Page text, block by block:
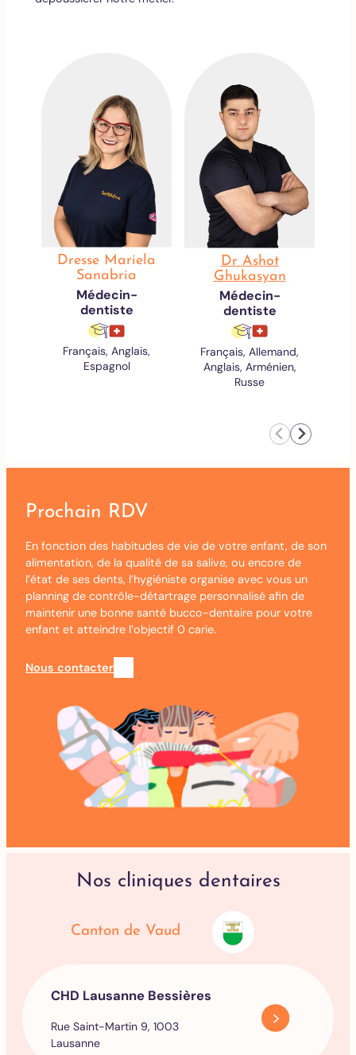
Dresse Mariela
Sanabria
Médecin-
dentiste
Français, Anglais,
Espagnol
Dr Ashot
Ghukasyan
Médecin-
dentiste
Français, Allemand,
Anglais, Arménien,
Russe
Prochain RDV
En fonction des habitudes de vie de votre enfant, de son
alimentation, de la qualité de sa salive, ou encore de
l’état de ses dents, l’hygiéniste organise avec vous un
planning de contrôle-détartrage personnalisé afin de
maintenir une bonne santé bucco-dentaire pour votre
enfant et atteindre l’objectif 0 carie.
Nous contacter
Nos cliniques dentaires
Canton de Vaud
CHD Lausanne Bessières
Rue Saint-Martin 9, 1003
Lausanne